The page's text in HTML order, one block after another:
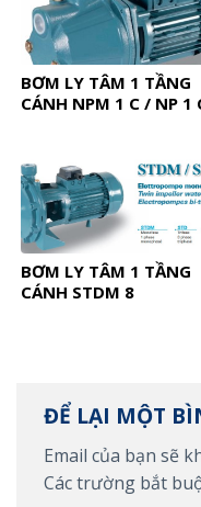
BƠM LY TÂM 1 TẦNG
CÁNH NPM 1 C / NP 1
BƠM LY TÂM 1 TẦNG
CÁNH STDM 8
ĐỂ LẠI MỘT
Email của bạn sẽ
Các trường bắt